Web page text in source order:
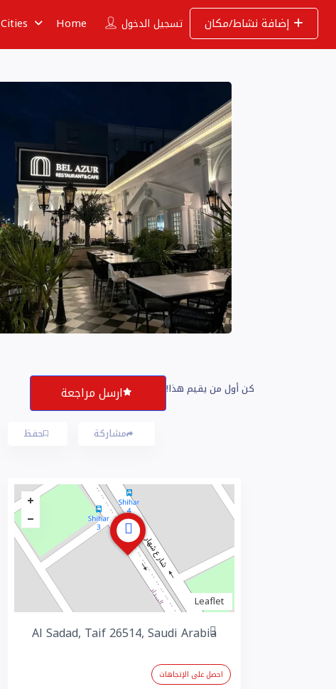
تسجيل الدخول إضافة نشاط/مكان Home
Cities
كن أول من يقيم هذا! ارسل مراجعة
حفظ مشاركة
Leaflet
Al Sadad, Taif 26514, Saudi Arabia
احصل على الإتجاهات